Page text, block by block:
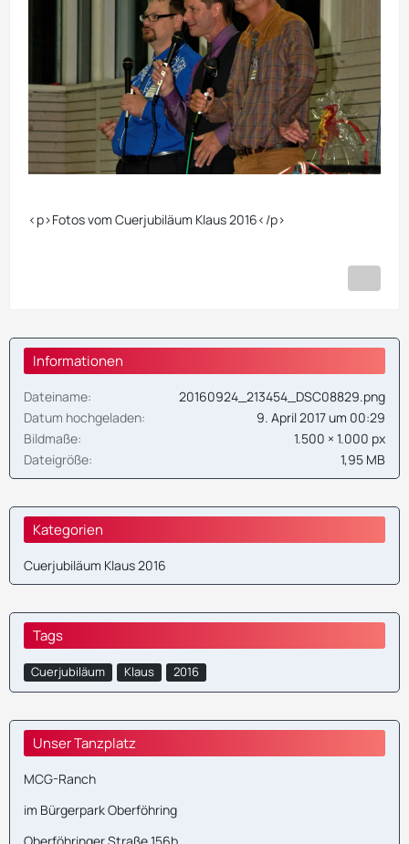
<p>Fotos vom Cuerjubiläum Klaus 2016</p>
Informationen
Dateiname
20160924_213454_DSC08829.png
Datum hochgeladen
9. April 2017 um 00:29
Bildmaße
1.500 × 1.000 px
Dateigröße
1,95 MB
Kategorien
Cuerjubiläum Klaus 2016
Tags
Cuerjubiläum Klaus 2016
Unser Tanzplatz
MCG-Ranch
im Bürgerpark Oberföhring